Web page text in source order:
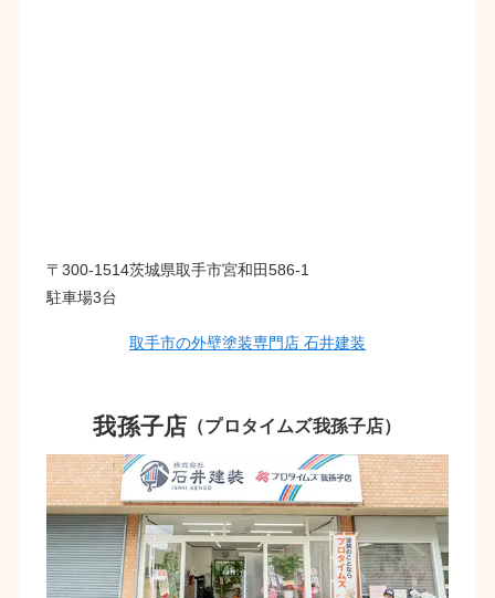
〒300-1514茨城県取手市宮和田586-1
駐車場3台
取手市の外壁塗装専門店 石井建装
我孫子店 （プロタイムズ我孫子店）